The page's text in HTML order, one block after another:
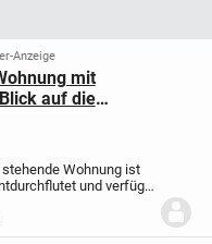
Anzeige
mit
auf die
Wohnung ist
und verfügt
Jahr 1980 erbaut und
sich auf der